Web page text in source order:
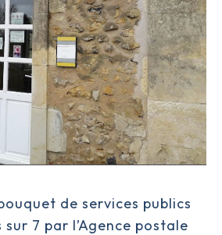
de services publics
7 par l’Agence postale